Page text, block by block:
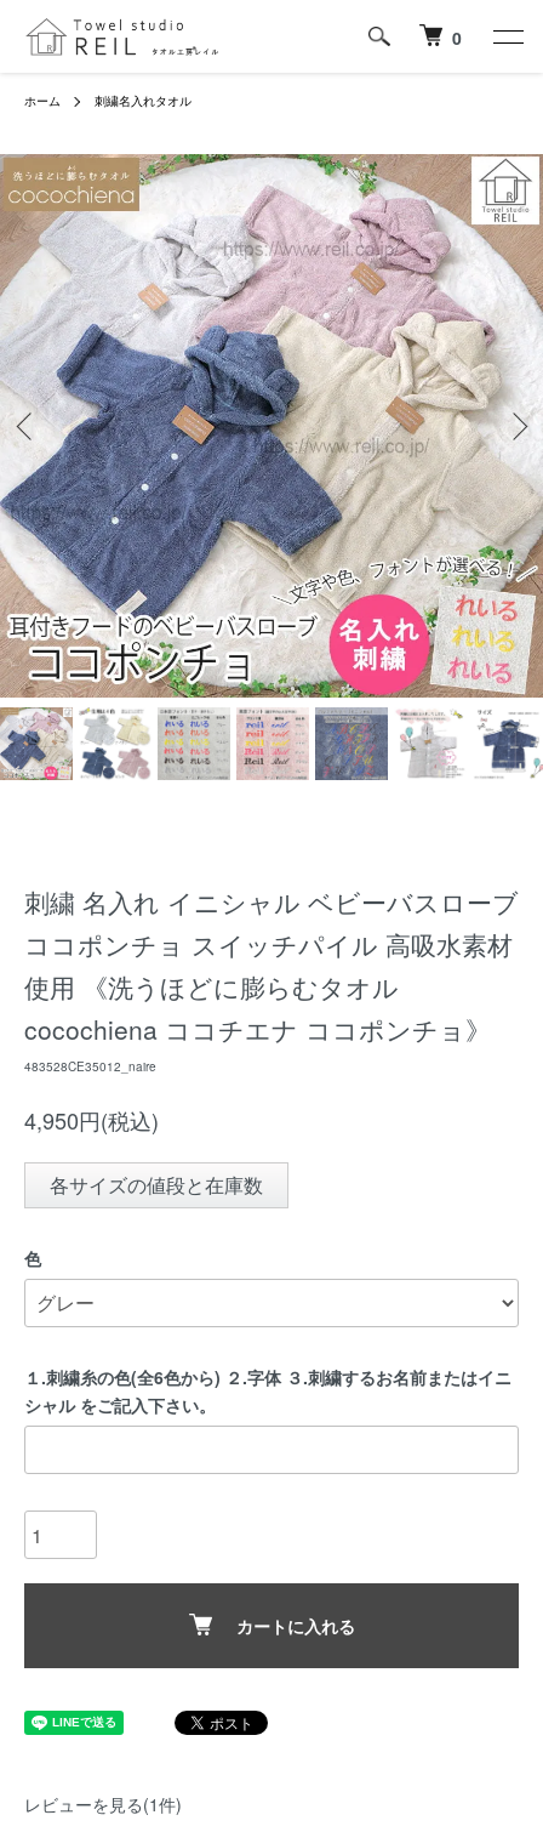
0
ホーム 刺繍名入れタオル
刺繍 名入れ イニシャル ベビーバスローブ
ココポンチョ スイッチパイル 高吸水素材
使用 《洗うほどに膨らむタオル
cocochiena ココチエナ ココポンチョ》
483528CE35012_naire
4,950円(税込)
各サイズの値段と在庫数
色
１.刺繍糸の色(全6色から) ２.字体 ３.刺繍するお名前またはイニ
シャル をご記入下さい。
カートに入れる
レビューを見る(1件)